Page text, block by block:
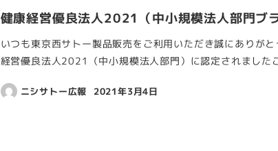
健康経営優良法人2021（中小規模法人部門ブ
いつも東京西サトー製品販売をご利用いただき誠にありが
経営優良法人2021（中小規模法人部門）に認定されまし
ニシサトー広報 2021年3月4日